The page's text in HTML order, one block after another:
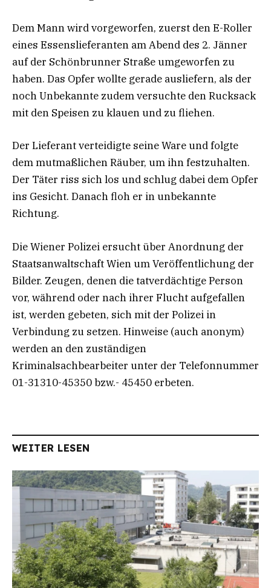
Dem Mann wird vorgeworfen, zuerst den E-Roller
eines Essenslieferanten am Abend des 2. Jänner
auf der Schönbrunner Straße umgeworfen zu
haben. Das Opfer wollte gerade ausliefern, als der
noch Unbekannte zudem versuchte den Rucksack
mit den Speisen zu klauen und zu fliehen.
Der Lieferant verteidigte seine Ware und folgte
dem mutmaßlichen Räuber, um ihn festzuhalten.
Der Täter riss sich los und schlug dabei dem Opfer
ins Gesicht. Danach floh er in unbekannte
Richtung.
Die Wiener Polizei ersucht über Anordnung der
Staatsanwaltschaft Wien um Veröffentlichung der
Bilder. Zeugen, denen die tatverdächtige Person
vor, während oder nach ihrer Flucht aufgefallen
ist, werden gebeten, sich mit der Polizei in
Verbindung zu setzen. Hinweise (auch anonym)
werden an den zuständigen
Kriminalsachbearbeiter unter der Telefonnummer
01-31310-45350 bzw.- 45450 erbeten.
WEITER LESEN